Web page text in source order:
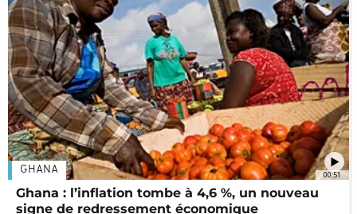
00:51
GHANA
Ghana : l’inflation tombe à 4,6 %, un nouveau
signe de redressement économique